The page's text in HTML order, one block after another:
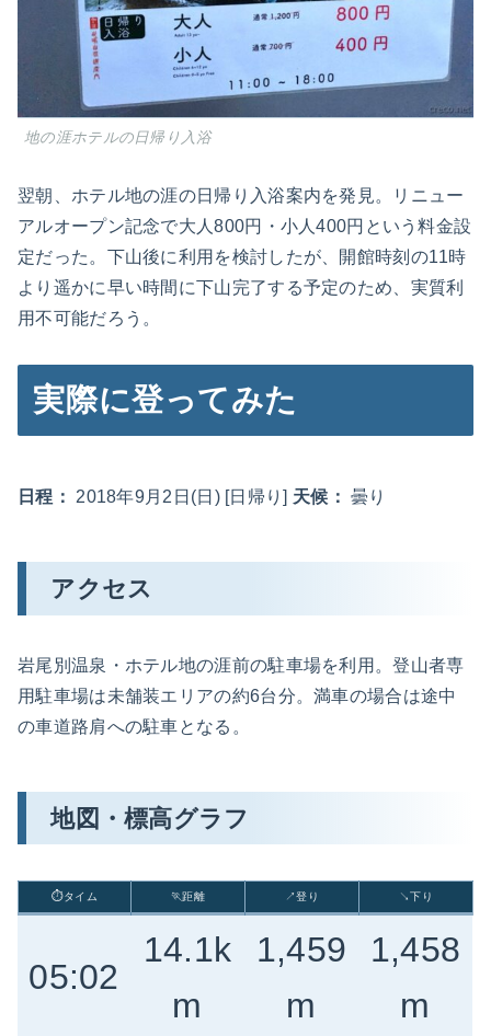
地の涯ホテルの日帰り入浴
翌朝、ホテル地の涯の日帰り入浴案内を発見。リニュー
アルオープン記念で大人800円・小人400円という料金設
定だった。下山後に利用を検討したが、開館時刻の11時
より遥かに早い時間に下山完了する予定のため、実質利
用不可能だろう。
実際に登ってみた
日程： 2018年9月2日(日) [日帰り] 天候： 曇り
アクセス
岩尾別温泉・ホテル地の涯前の駐車場を利用。登山者専
用駐車場は未舗装エリアの約6台分。満車の場合は途中
の車道路肩への駐車となる。
地図・標高グラフ
⏱タイム 🏃距離 ↗登り ↘下り
05:02
14.1k
m
1,459
m
1,458
m